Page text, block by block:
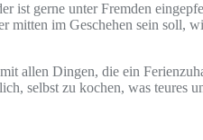
ist gerne unter Fremden
im Geschehen sein soll,
allen Dingen, die ein
selbst zu kochen, was teures